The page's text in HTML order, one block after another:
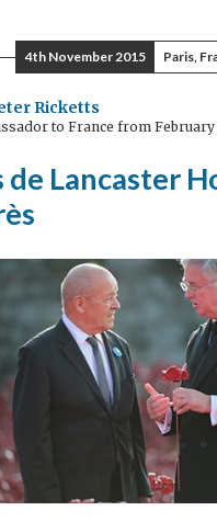
les
attentats
de
Paris
4th November 2015 Paris,
Ricketts
to France from February
Lancaster